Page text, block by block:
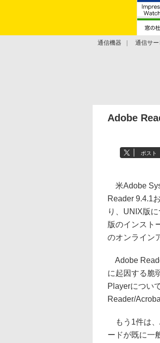
通信機器 通信サー
Adobe
ポスト
米Adobe
Reader 9.4.1
り、UNIX版
版のインスト
のオンライン
Adobe
に起因する脆
Playerについ
Reader/
もう1件は、
ードが既に一